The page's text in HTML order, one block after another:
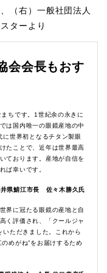
（右）一般社団法人
ターより
会会長もおす
ちです。1世紀余の永きに
は国内唯一の眼鏡産地の中
世界初となるチタン製眼
たことで、近年は世界最高
ております。産地が自信を
ば幸いです。
県鯖江市長 佐々木勝久氏
界に冠たる眼鏡の産地と自
く評価され、「クールジャ
ただきました。これから
めがね”をお届けするため